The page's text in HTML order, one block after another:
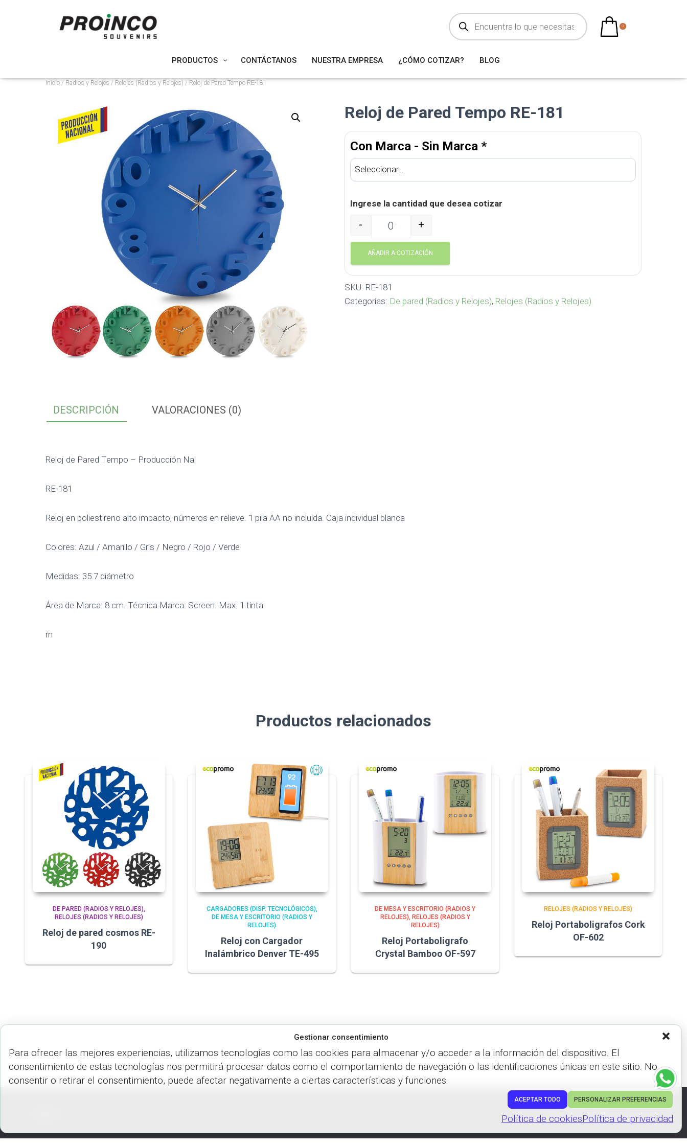
Gestionar consentimiento
Para ofrecer las mejores experiencias, utilizamos tecnologías como las cookies para almacenar y/o acceder a la información del dispositivo. El
consentimiento de estas tecnologías nos permitirá procesar datos como el comportamiento de navegación o las identificaciones únicas en este sitio. No
consentir o retirar el consentimiento, puede afectar negativamente a ciertas características y funciones.
ACEPTAR TODO PERSONALIZAR PREFERENCIAS
Política de cookiesPolítica de privacidad
ú
q
a
d
c
t
o
0
PRODUCTOS CONTÁCTANOS NUESTRA EMPRESA ¿CÓMO COTIZAR? BLOG
Inicio/ Radios y Relojes / Relojes (Radios y Relojes) / Reloj de Pared Tempo RE-181
Reloj de Pared Tempo RE-181
Con Marca - Sin Marca *
Ingrese la cantidad que desea cotizar
Reloj de Pared Tempo RE-181 cantidad
- +
AÑADIR A COTIZACIÓN
SKU: RE-181
Categorías: De pared (Radios y Relojes), Relojes (Radios y Relojes)
DESCRIPCIÓN VALORACIONES (0)
Reloj de Pared Tempo – Producción Nal
RE-181
Reloj en poliestireno alto impacto, números en relieve. 1 pila AA no incluida. Caja individual blanca
Colores: Azul / Amarillo / Gris / Negro / Rojo / Verde
Medidas: 35.7 diámetro
Área de Marca: 8 cm. Técnica Marca: Screen. Max. 1 tinta
rn
Productos relacionados
DE PARED (RADIOS Y RELOJES)
RELOJES (RADIOS Y RELOJES)
Reloj de pared cosmos RE-
190
CARGADORES (DISP. TECNOLÓGICOS)
DE MESA Y ESCRITORIO (RADIOS Y
RELOJES)
Reloj con Cargador
Inalámbrico Denver TE-495
DE MESA Y ESCRITORIO (RADIOS Y
RELOJES)
RELOJES (RADIOS Y
RELOJES)
Reloj Portaboligrafo
Crystal Bamboo OF-597
RELOJES (RADIOS Y RELOJES)
Reloj Portaboligrafos Cork
OF-602
Hestia | Desarrollado por ThemeIsle